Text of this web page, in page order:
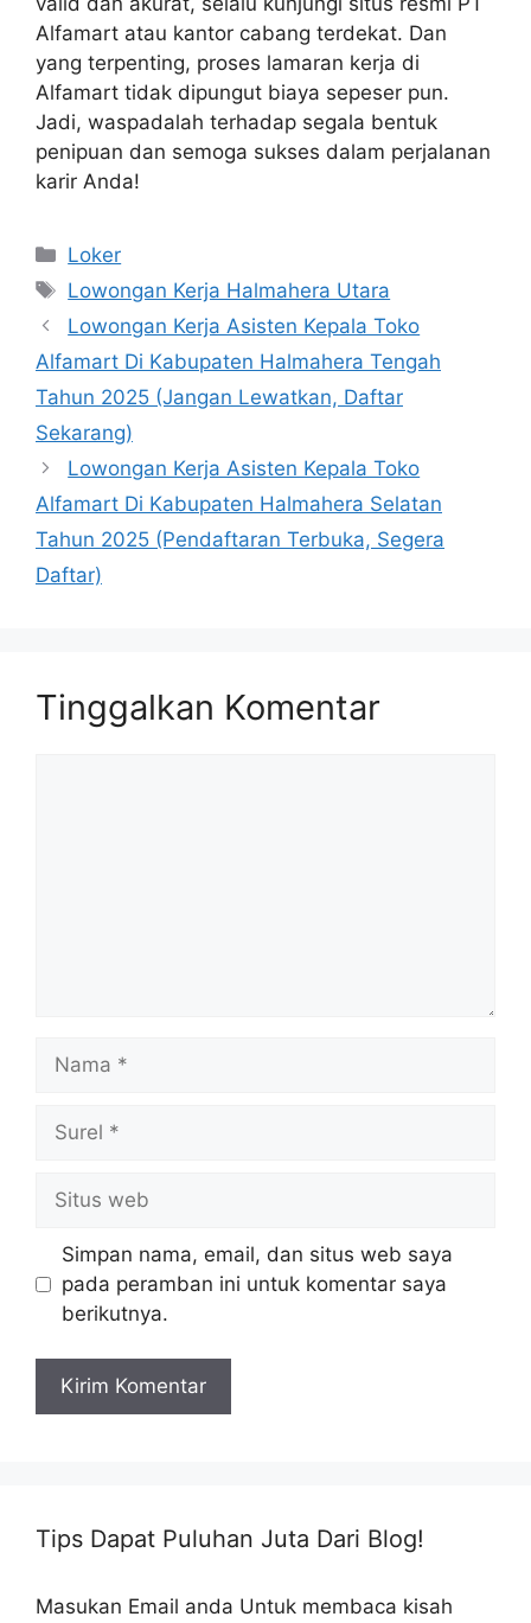
Alfamart atau kantor cabang terdekat. Dan
yang terpenting, proses lamaran kerja di
Alfamart tidak dipungut biaya sepeser pun.
Jadi, waspadalah terhadap segala bentuk
penipuan dan semoga sukses dalam perjalanan
karir Anda!
Kategori
Loker
Tag
Lowongan Kerja Halmahera Utara
Lowongan Kerja Asisten Kepala Toko
Alfamart Di Kabupaten Halmahera Tengah
Tahun 2025 (Jangan Lewatkan, Daftar
Sekarang)
Lowongan Kerja Asisten Kepala Toko
Alfamart Di Kabupaten Halmahera Selatan
Tahun 2025 (Pendaftaran Terbuka, Segera
Daftar)
Tinggalkan Komentar
web
Simpan nama, email, dan situs web saya
pada peramban ini untuk komentar saya
berikutnya.
Tips Dapat Puluhan Juta Dari Blog!
Masukan Email anda Untuk membaca kisah